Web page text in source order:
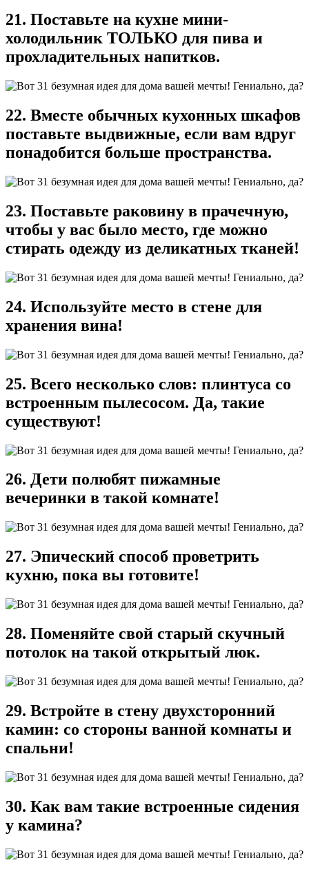
21. Поставьте на кухне мини-
холодильник ТОЛЬКО для пива и
прохладительных напитков.
22. Вместе обычных кухонных шкафов
поставьте выдвижные, если вам вдруг
понадобится больше пространства.
23. Поставьте раковину в прачечную,
чтобы у вас было место, где можно
стирать одежду из деликатных тканей!
24. Используйте место в стене для
хранения вина!
25. Всего несколько слов: плинтуса со
встроенным пылесосом. Да, такие
существуют!
26. Дети полюбят пижамные
вечеринки в такой комнате!
27. Эпический способ проветрить
кухню, пока вы готовите!
28. Поменяйте свой старый скучный
потолок на такой открытый люк.
29. Встройте в стену двухсторонний
камин: со стороны ванной комнаты и
спальни!
30. Как вам такие встроенные сидения
у камина?